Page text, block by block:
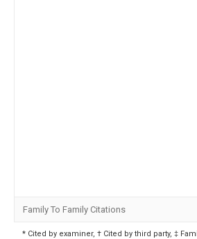
Family To Family Citations
* Cited by examiner, † Cited by third party, ‡